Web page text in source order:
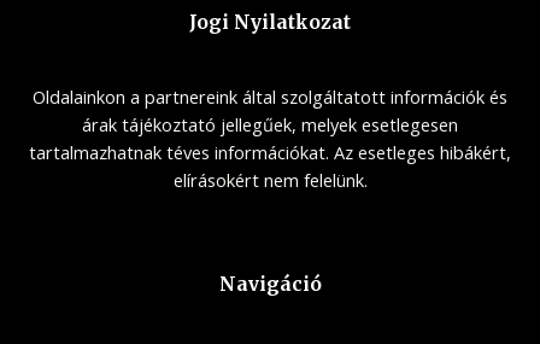
Jogi Nyilatkozat
Oldalainkon a partnereink által szolgáltatott információk és
árak tájékoztató jellegűek, melyek esetlegesen
tartalmazhatnak téves információkat. Az esetleges hibákért,
elírásokért nem felelünk.
Navigáció